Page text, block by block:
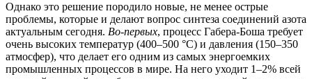
Однако это решение породило новые, не менее острые
проблемы, которые и делают вопрос синтеза соединений азота
актуальным сегодня. Во-первых, процесс Габера-Боша требует
очень высоких температур (400–500 °C) и давления (150–350
атмосфер), что делает его одним из самых энергоемких
промышленных процессов в мире. На него уходит 1–2% всей